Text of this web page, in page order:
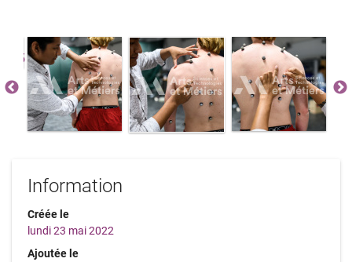
Information
Créée le
lundi 23 mai 2022
Ajoutée le